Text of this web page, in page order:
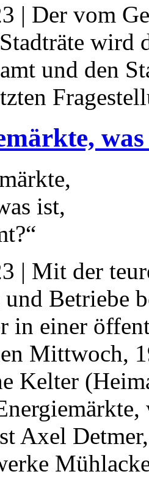
| Der vom
wird
und den
| Mit der
und Betriebe
in einer
Mittwoch,
Kelter
Axel